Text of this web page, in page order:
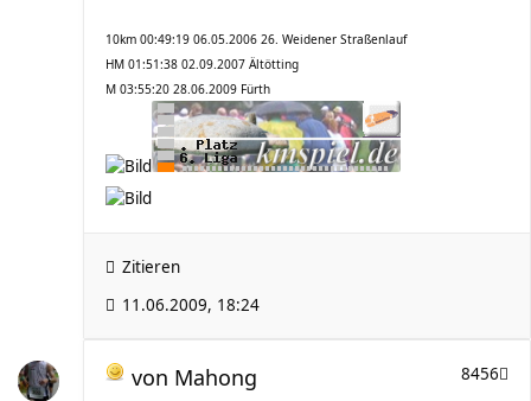
10km 00:49:19 06.05.2006 26. Weidener Straßenlauf
HM 01:51:38 02.09.2007 Ältötting
M 03:55:20 28.06.2009 Fürth
Zitieren
11.06.2009, 18:24
8456
von Mahong